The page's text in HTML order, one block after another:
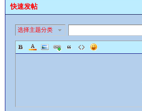
影
快速发帖
选择主题分类